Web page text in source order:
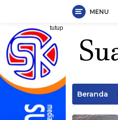
Langsung
konten
MENU
tutup
Beranda